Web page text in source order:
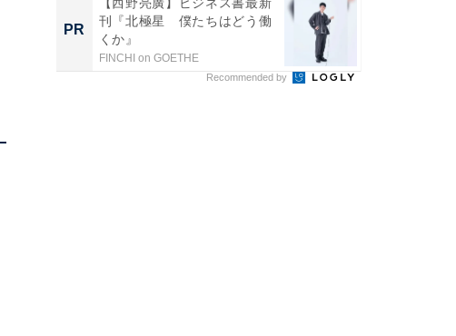
PR
刊『北極星 僕たちはどう働
くか』
FINCHI on GOETHE
Recommended by